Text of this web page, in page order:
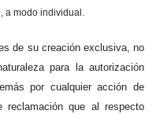
a modo individual.
de su creación exclusiva, no
para la autorización
por cualquier acción de
reclamación que al respecto